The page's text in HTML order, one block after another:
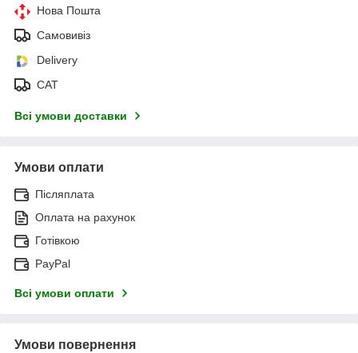
Нова Пошта
Самовивіз
Delivery
САТ
Всі умови доставки
Умови оплати
Післяплата
Оплата на рахунок
Готівкою
PayPal
Всі умови оплати
Умови повернення